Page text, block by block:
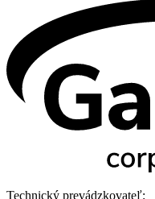
Technický prevádzkovateľ: